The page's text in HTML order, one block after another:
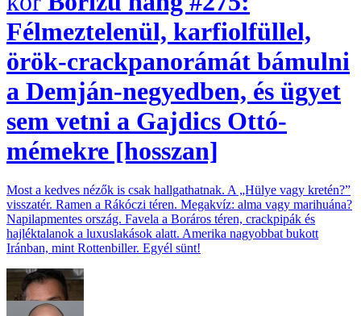
Félmeztelenül, karfiolfüllel,
örök-crackpanorámát bámulni
a Demján-negyedben, és ügyet
sem vetni a Gajdics Ottó-
mémekre [hosszan]
Most a kedves nézők is csak hallgathatnak. A „Hülye vagy kretén?”
visszatér. Ramen a Rákóczi téren. Megakvíz: alma vagy marihuána?
Napilapmentes ország. Favela a Boráros téren, crackpipák és
hajléktalanok a luxuslakások alatt. Amerika nagyobbat bukott
Iránban, mint Rottenbiller. Egyél sünt!